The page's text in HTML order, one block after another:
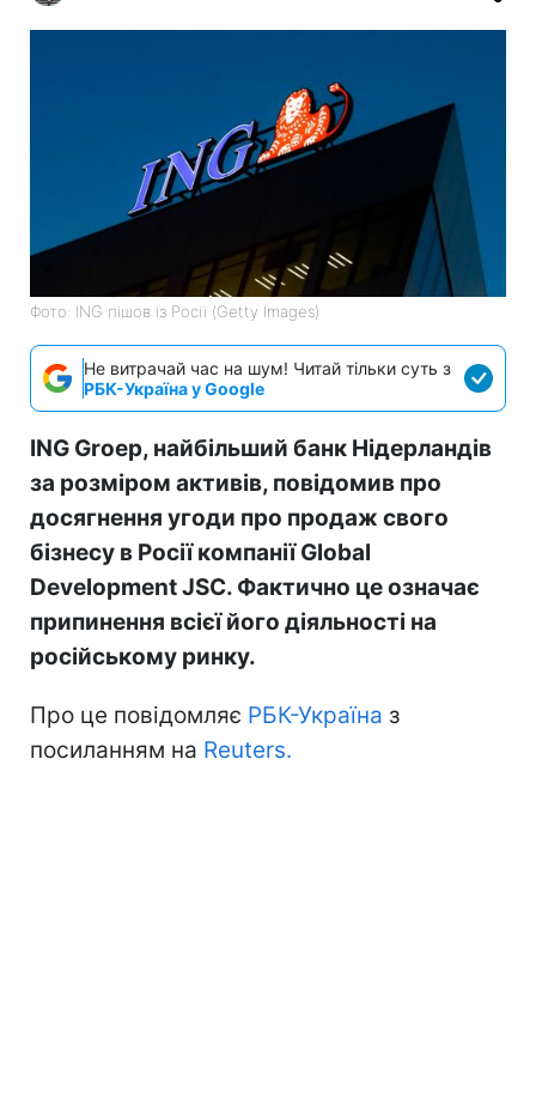
Фото: ING пішов із Росії (Getty Images)
Не витрачай час на шум! Читай тільки суть з
РБК-Україна у Google
ING Groep, найбільший банк Нідерландів
за розміром активів, повідомив про
досягнення угоди про продаж свого
бізнесу в Росії компанії Global
Development JSC. Фактично це означає
припинення всієї його діяльності на
російському ринку.
Про це повідомляє РБК-Україна з
посиланням на Reuters.